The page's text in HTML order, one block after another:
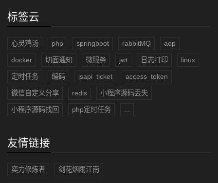
标签云
心灵鸡汤 php springboot rabbitMQ aop
docker 切面通知 微服务 jwt 日志打印 linux
定时任务 编码 jsapi_ticket access_token
微信自定义分享 redis 小程序源码丢失
小程序源码找回 php定时任务
友情链接
奕力修炼者 剑花烟雨江南